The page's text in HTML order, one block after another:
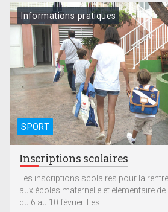
SPORT
Informations pratiques
Inscriptions scolaires
Les inscriptions scolaires pour la
aux écoles maternelle et élémentaire
du 6 au 10 février. Les...